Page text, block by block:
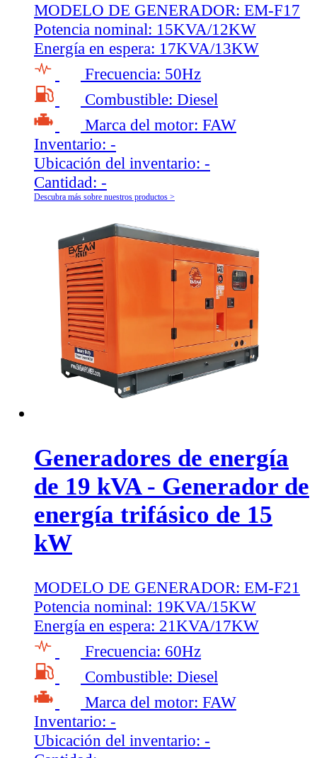
MODELO DE GENERADOR: EM-F17
Potencia nominal: 15KVA/12KW
Energía en espera: 17KVA/13KW
Frecuencia: 50Hz
Combustible: Diesel
Marca del motor: FAW
Inventario: -
Ubicación del inventario: -
Cantidad: -
Descubra más sobre nuestros productos >
Generadores de energía
de 19 kVA - Generador de
energía trifásico de 15
kW
MODELO DE GENERADOR: EM-F21
Potencia nominal: 19KVA/15KW
Energía en espera: 21KVA/17KW
Frecuencia: 60Hz
Combustible: Diesel
Marca del motor: FAW
Inventario: -
Ubicación del inventario: -